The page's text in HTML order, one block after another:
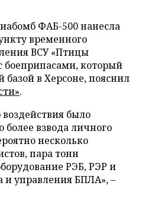
ФАБ-500 нанесла
временного
ВСУ «Птицы
боеприпасами, который
в Херсоне, пояснил
.
воздействия было
взвода личного
несколько
пара тонн
РЭБ, РЭР и
и управления БПЛА», –